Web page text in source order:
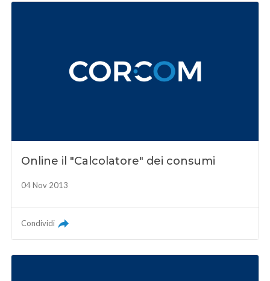
Online il "Calcolatore" dei consumi
04 Nov 2013
Condividi